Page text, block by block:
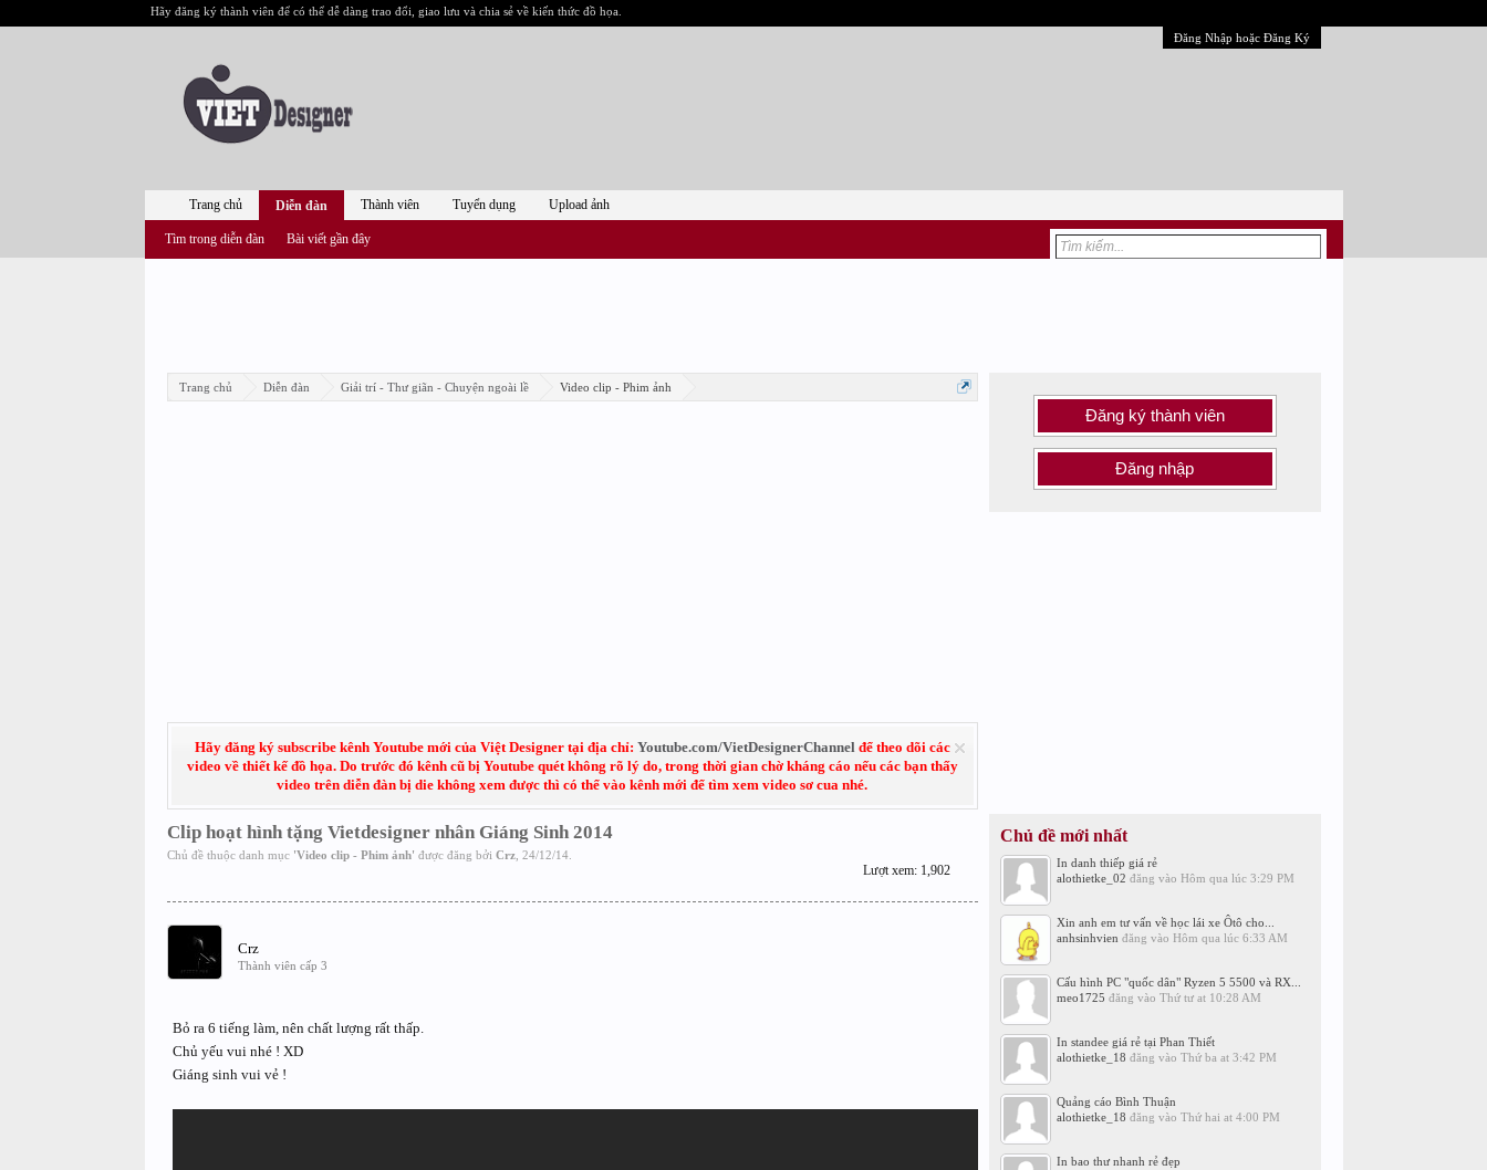
Hãy đăng ký thành viên để có thể dễ dàng trao đổi, giao lưu và chia sẻ về kiến thức đồ họa.
Đăng Nhập hoặc Đăng Ký
Trang chủ Diễn đàn Giải trí - Thư giãn - Chuyện ngoài lề Video clip - Phim ảnh
Hãy đăng ký subscribe kênh Youtube mới của Việt Designer tại địa chỉ: Youtube.com/VietDesignerChannelđể theo dõi các
video về thiết kế đồ họa. Do trước đó kênh cũ bị Youtube quét không rõ lý do, trong thời gian chờ kháng cáo nếu các bạn thấy
video trên diễn đàn bị die không xem được thì có thể vào kênh mới để tìm xem video sơ cua nhé.
Clip hoạt hình tặng Vietdesigner nhân Giáng Sinh 2014
Chủ đề thuộc danh mục 'Video clip - Phim ảnh' được đăng bởi Crz, 24/12/14.
Lượt xem: 1,902
Crz
Thành viên cấp 3
Bỏ ra 6 tiếng làm, nên chất lượng rất thấp.
Chủ yếu vui nhé ! XD
Giáng sinh vui vẻ !
Đăng ký thành viên
Đăng nhập
Chủ đề mới nhất
In danh thiếp giá rẻ
alothietke_02 đăng vào Hôm qua lúc 3:29 PM
Xin anh em tư vấn về học lái xe Ôtô cho...
anhsinhvien đăng vào Hôm qua lúc 6:33 AM
Cấu hình PC "quốc dân" Ryzen 5 5500 và RX...
meo1725 đăng vào Thứ tư at 10:28 AM
In standee giá rẻ tại Phan Thiết
alothietke_18 đăng vào Thứ ba at 3:42 PM
Quảng cáo Bình Thuận
alothietke_18 đăng vào Thứ hai at 4:00 PM
In bao thư nhanh rẻ đẹp
Trang chủ Diễn đàn
Tìm trong diễn đàn Bài viết gần đây
Thành viên Tuyển dụng Upload ảnh